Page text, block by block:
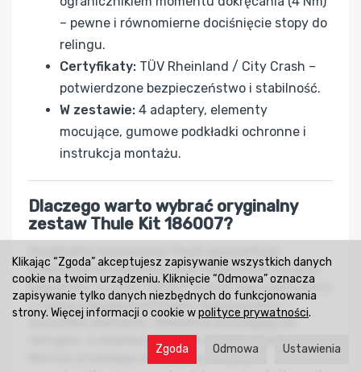
– pewne i równomierne dociśnięcie stopy do
relingu.
Certyfikaty: TÜV Rheinland / City Crash –
potwierdzone bezpieczeństwo i stabilność.
W zestawie: 4 adaptery, elementy
mocujące, gumowe podkładki ochronne i
instrukcja montażu.
Dlaczego warto wybrać oryginalny
zestaw Thule Kit 186007?
maksymalną stabilność oraz estetyczny wygląd
bagażnika. System 186007 został zaprojektowany
z myślą o bezpieczeństwie i dopasowaniu —
wszystkie elementy dokładnie przylegają do
relingów, a miękkie podkładki chronią lakier.
Montaż przebiega intuicyjnie, a dzięki
Klikając “Zgoda” akceptujesz zapisywanie wszystkich danych
cookie na twoim urządzeniu. Kliknięcie “Odmowa” oznacza
zapisywanie tylko danych niezbędnych do funkcjonowania
strony. Więcej informacji o cookie wpolityce prywatności.
Ustawienia
Odmowa
Zgoda